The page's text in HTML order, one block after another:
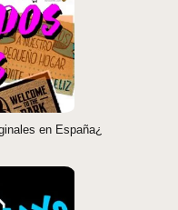
en España¿